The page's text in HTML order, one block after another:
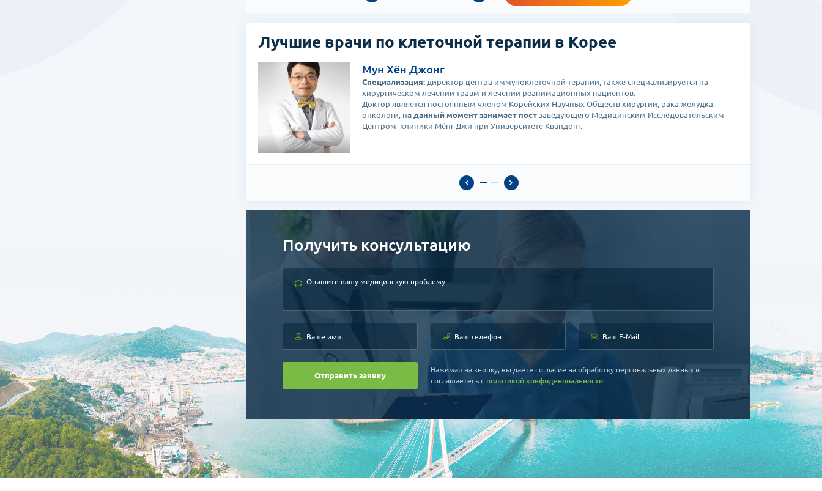
Лучшие врачи по клеточной терапии в Корее
Мун Хён Джонг
Специализация: директор центра иммуноклеточной терапии, также специализируется на
хирургическом лечении травм и лечении реанимационных пациентов.
Доктор является постоянным членом Корейских Научных Обществ хирургии, рака желудка,
онкологи, на данный момент занимает пост заведующего Медицинским Исследовательским
Центром клиники Мёнг Джи при Университете Квандонг.
Получить консультацию
Отправить заявку
Нажимая на кнопку, вы даете согласие на обработку персональных данных и
соглашаетесь c политикой конфиденциальности